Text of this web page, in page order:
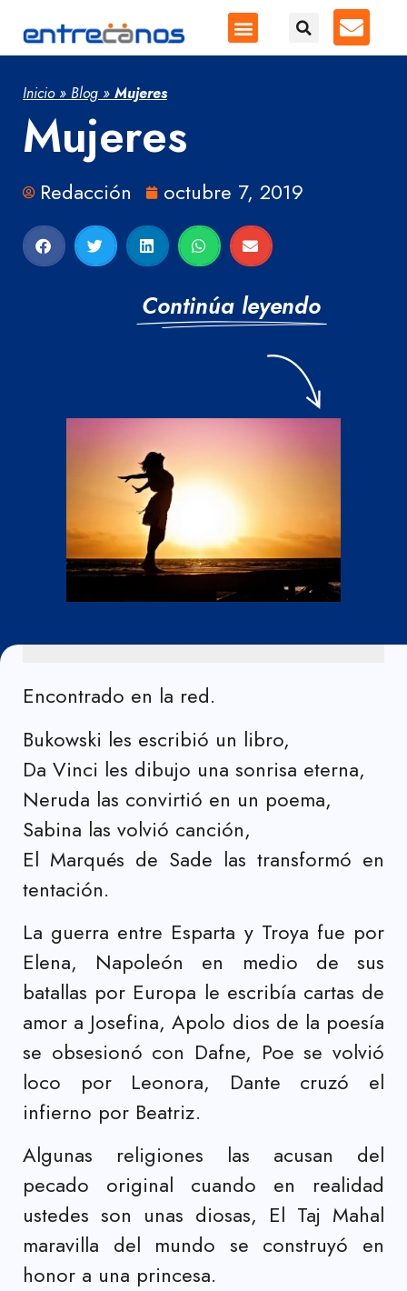
Inicio» Blog » Mujeres
Mujeres
Redacción octubre 7, 2019
Continúa leyendo
Encontrado en la red.
Bukowski les escribió un libro,
Da Vinci les dibujo una sonrisa eterna,
Neruda las convirtió en un poema,
Sabina las volvió canción,
El Marqués de Sade las transformó en
tentación.
La guerra entre Esparta y Troya fue por
Elena, Napoleón en medio de sus
batallas por Europa le escribía cartas de
amor a Josefina, Apolo dios de la poesía
se obsesionó con Dafne, Poe se volvió
loco por Leonora, Dante cruzó el
infierno por Beatriz.
Algunas religiones las acusan del
pecado original cuando en realidad
ustedes son unas diosas, El Taj Mahal
maravilla del mundo se construyó en
honor a una princesa.